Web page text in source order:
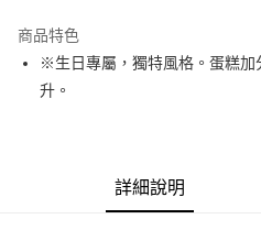
Apple Pay
街口支付
商品特色
※生日專屬，獨特風格。蛋糕加
升。
詳細說明